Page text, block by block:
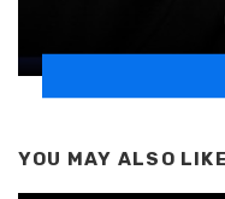
YOU MAY ALSO LIKE